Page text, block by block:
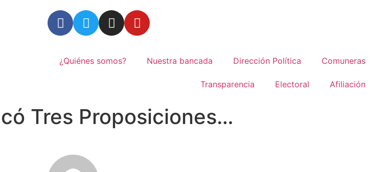
¿Quiénes somos? Nuestra bancada Dirección Política Comuneras
Transparencia Electoral Afiliación
Tres Proposiciones…